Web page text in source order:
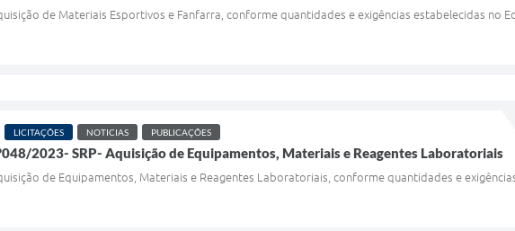
de Materiais Esportivos e Fanfarra, conforme quantidades e exigências estabelecidas no
LICITAÇÕES NOTICIAS PUBLICAÇÕES
2023- SRP- Aquisição de Equipamentos, Materiais e Reagentes Laboratoriais
de Equipamentos, Materiais e Reagentes Laboratoriais, conforme quantidades e